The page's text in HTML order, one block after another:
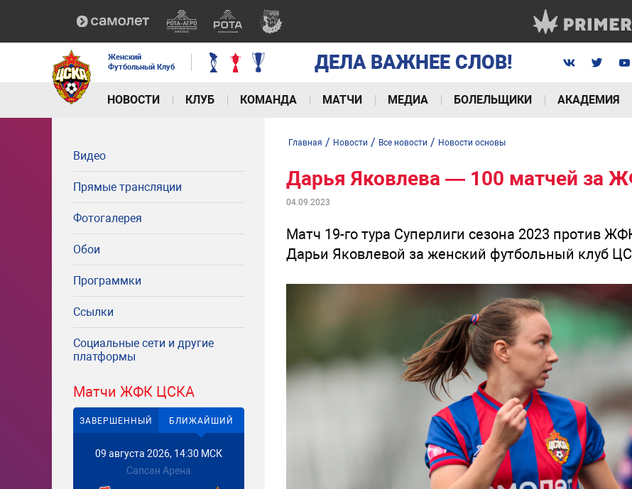
Женский
Футбольный Клуб
ДЕЛА ВАЖНЕЕ СЛОВ!
НОВОСТИ КЛУБ КОМАНДА МАТЧИ МЕДИА БОЛЕЛЬЩИКИ АКАДЕМИЯ
Видео
Прямые трансляции
Фотогалерея
Обои
Программки
Ссылки
Социальные сети и другие
платформы
Матчи ЖФК ЦСКА
ЗАВЕРШЕННЫЙ БЛИЖАЙШИЙ
09 августа 2026, 14:30 МСК
Сапсан Арена
Главная / Новости / Все новости / Новости основы
Дарья Яковлева — 100 матчей за
04.09.2023
Матч 19-го тура Суперлиги сезона 2023 против
Дарьи Яковлевой за женский футбольный клуб